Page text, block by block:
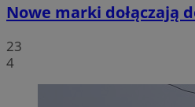
Nowe marki dołączają
23
4